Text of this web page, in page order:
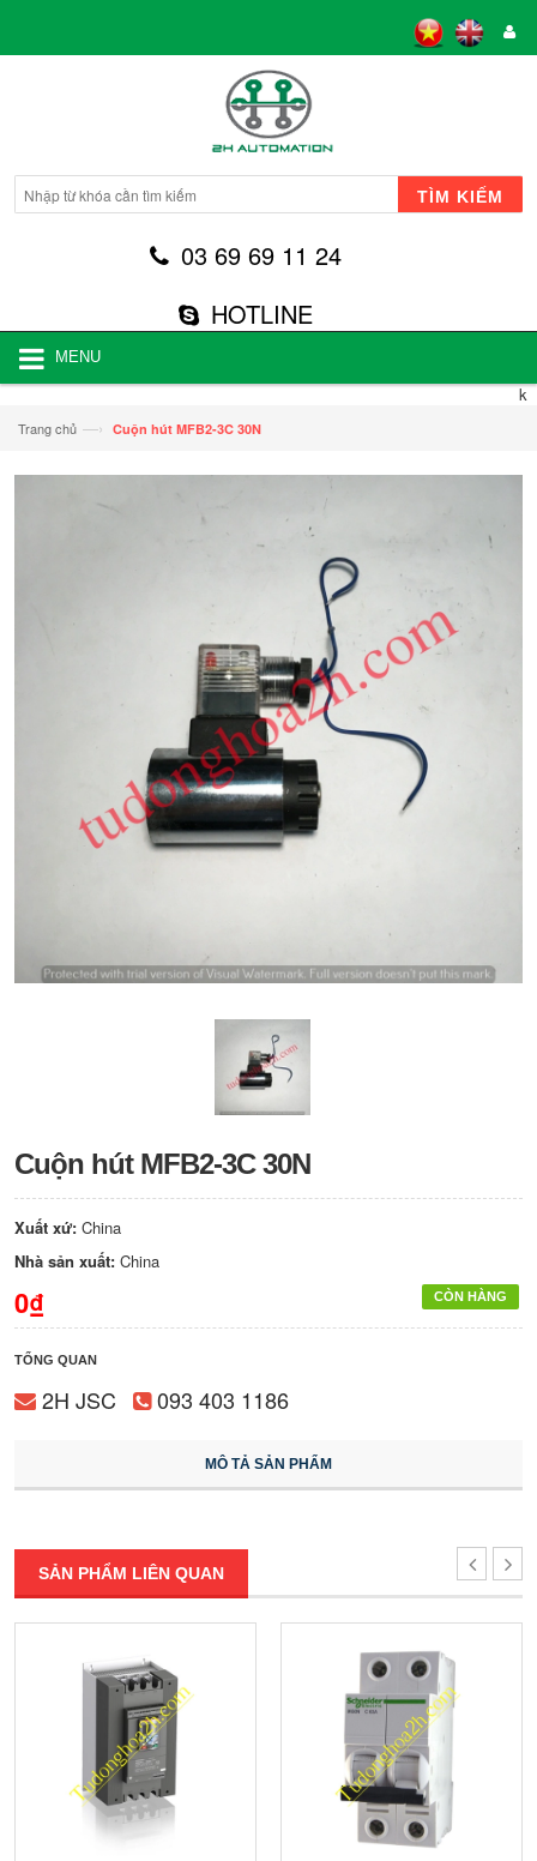
TÌM KIẾM
03 69 69 11 24
HOTLINE
MENU
k
Trang chủ —› Cuộn hút MFB2-3C 30N
Cuộn hút MFB2-3C 30N
Xuất xứ: China
Nhà sản xuất: China
CÒN HÀNG
0₫
TỔNG QUAN
2H JSC 093 403 1186
MÔ TẢ SẢN PHẨM
SẢN PHẨM LIÊN QUAN